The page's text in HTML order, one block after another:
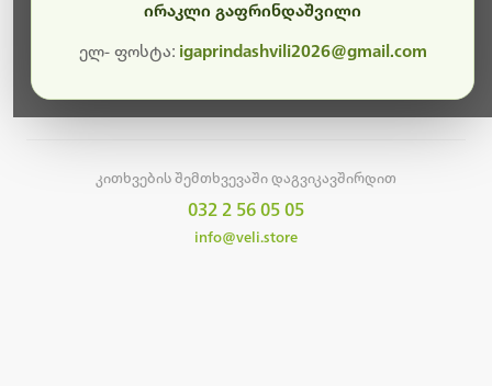
კითხვების შემთხვევაში დაგვიკავშირდით
032 2 56 05 05
info@veli.store
ირაკლი გაფრინდაშვილი
ელ- ფოსტა: igaprindashvili2026@gmail.com